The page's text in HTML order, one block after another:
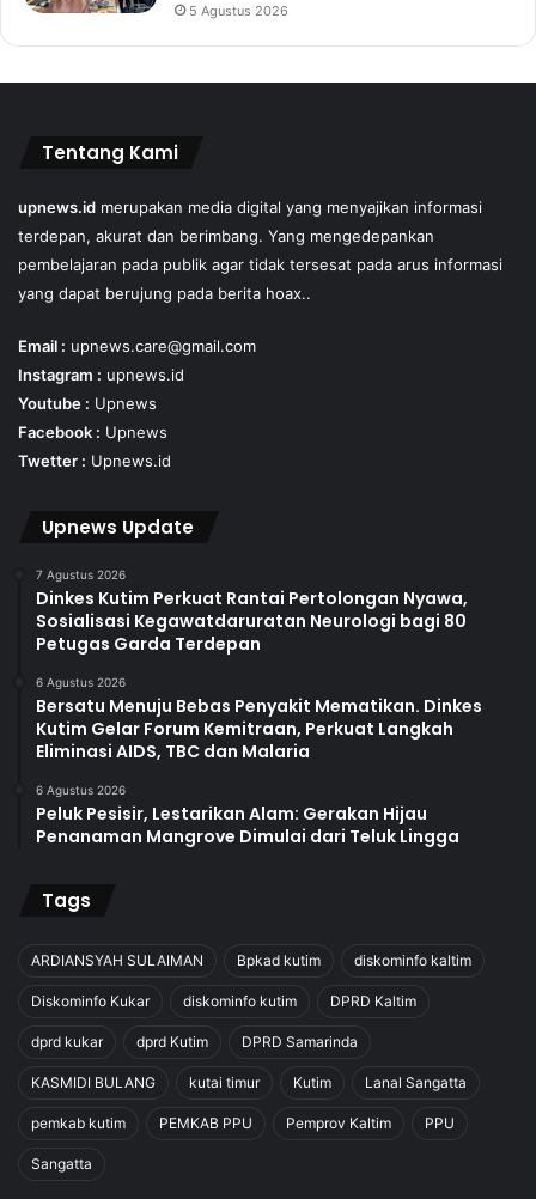
5 Agustus 2026
Tentang Kami
upnews.id merupakan media digital yang menyajikan informasi
terdepan, akurat dan berimbang. Yang mengedepankan
pembelajaran pada publik agar tidak tersesat pada arus informasi
yang dapat berujung pada berita hoax..
Email : upnews.care@gmail.com
Instagram : upnews.id
Youtube : Upnews
Facebook : Upnews
Twetter : Upnews.id
Upnews Update
7 Agustus 2026
Dinkes Kutim Perkuat Rantai Pertolongan Nyawa,
Sosialisasi Kegawatdaruratan Neurologi bagi 80
Petugas Garda Terdepan
6 Agustus 2026
Bersatu Menuju Bebas Penyakit Mematikan. Dinkes
Kutim Gelar Forum Kemitraan, Perkuat Langkah
Eliminasi AIDS, TBC dan Malaria
6 Agustus 2026
Peluk Pesisir, Lestarikan Alam: Gerakan Hijau
Penanaman Mangrove Dimulai dari Teluk Lingga
Tags
ARDIANSYAH SULAIMAN Bpkad kutim diskominfo kaltim
Diskominfo Kukar diskominfo kutim DPRD Kaltim
dprd kukar dprd Kutim DPRD Samarinda
KASMIDI BULANG kutai timur Kutim Lanal Sangatta
pemkab kutim PEMKAB PPU Pemprov Kaltim PPU
Sangatta